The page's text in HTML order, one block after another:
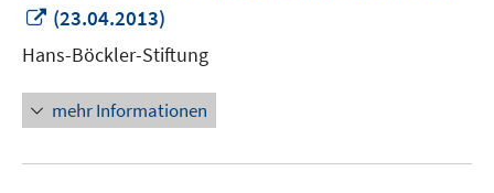
In
neuem
Fenster
öffnen
(23.04.2013)
Hans-Böckler-Stiftung
mehr Informationen